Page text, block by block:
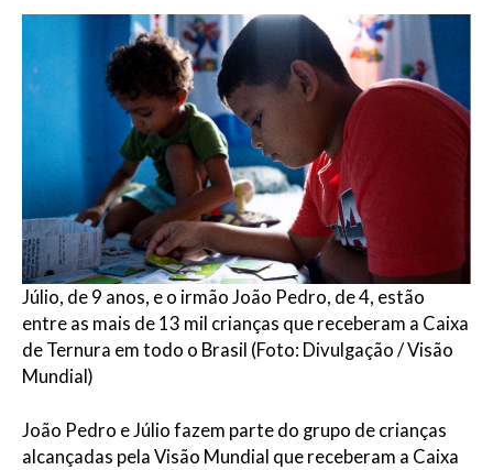
Júlio, de 9 anos, e o irmão João Pedro, de 4, estão
entre as mais de 13 mil crianças que receberam a Caixa
de Ternura em todo o Brasil (Foto: Divulgação / Visão
Mundial)
João Pedro e Júlio fazem parte do grupo de crianças
alcançadas pela Visão Mundial que receberam a Caixa